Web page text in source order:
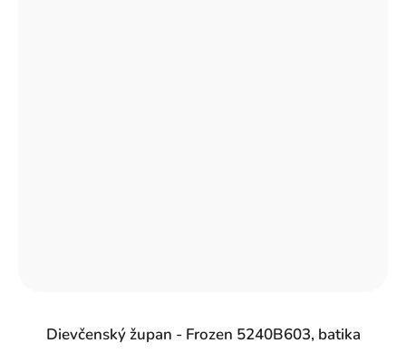
Dievčenský župan - Frozen 5240B603, batika